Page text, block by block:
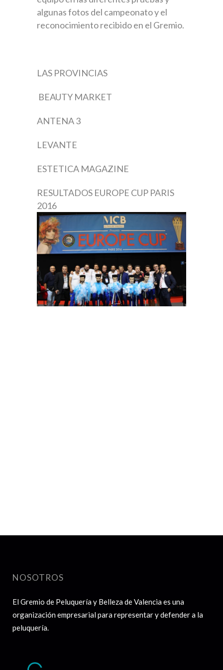
algunas fotos del campeonato y el
reconocimiento recibido en el Gremio.
LAS PROVINCIAS
BEAUTY MARKET
ANTENA 3
LEVANTE
ESTETICA MAGAZINE
RESULTADOS EUROPE CUP PARIS
2016
NOSOTROS
El Gremio de Peluquería y Belleza de Valencia es una
organización empresarial para representar y defender a la
peluquería.